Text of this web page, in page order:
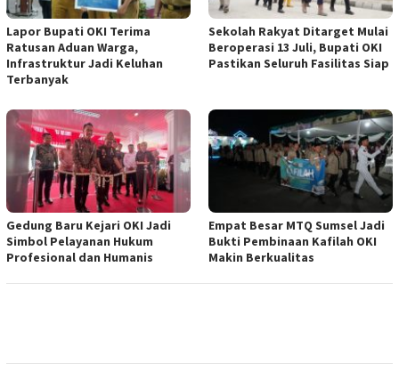
Lapor Bupati OKI Terima
Ratusan Aduan Warga,
Infrastruktur Jadi Keluhan
Terbanyak
Sekolah Rakyat Ditarget Mulai
Beroperasi 13 Juli, Bupati OKI
Pastikan Seluruh Fasilitas Siap
Gedung Baru Kejari OKI Jadi
Simbol Pelayanan Hukum
Profesional dan Humanis
Empat Besar MTQ Sumsel Jadi
Bukti Pembinaan Kafilah OKI
Makin Berkualitas